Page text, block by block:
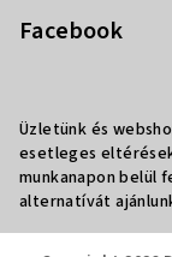
Facebook
Üzletünk és
esetleges
munkanapon belül
alternatívát